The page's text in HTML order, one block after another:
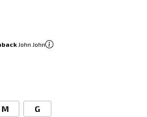
John John
M G